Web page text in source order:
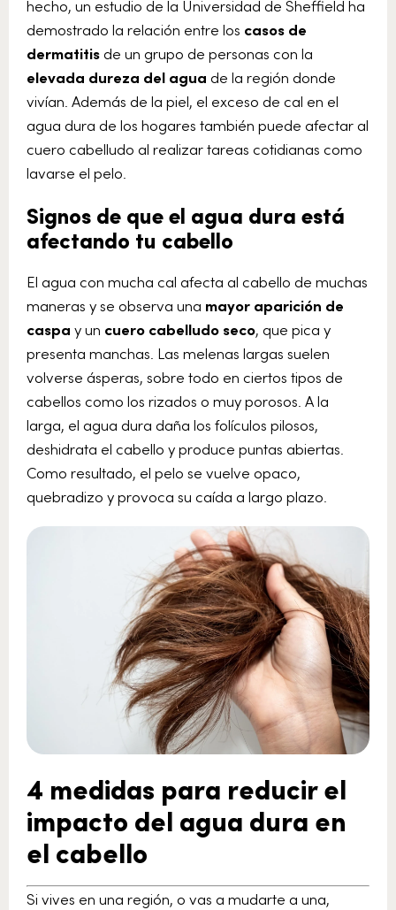
hecho, un estudio de la Universidad de Sheffield ha
demostrado la relación entre los casos de
dermatitisde un grupo de personas con la
elevada dureza del agua de la región donde
vivían. Además de la piel, el exceso de cal en el
agua dura de los hogares también puede afectar al
cuero cabelludo al realizar tareas cotidianas como
lavarse el pelo.
Signos de que el agua dura está
afectando tu cabello
El agua con mucha cal afecta al cabello de muchas
maneras y se observa una mayor aparición de
caspa y un cuero cabelludo seco, que pica y
presenta manchas. Las melenas largas suelen
volverse ásperas, sobre todo en ciertos tipos de
cabellos como los rizados o muy porosos. A la
larga, el agua dura daña los folículos pilosos,
deshidrata el cabello y produce puntas abiertas.
Como resultado, el pelo se vuelve opaco,
quebradizo y provoca su caída a largo plazo.
4 medidas para reducir el
impacto del agua dura en
el cabello
Si vives en una región, o vas a mudarte a una,